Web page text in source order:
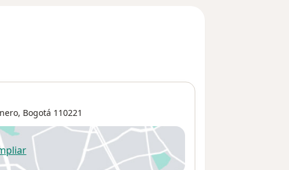
, Bogotá 110221
se abre en una nueva pestaña